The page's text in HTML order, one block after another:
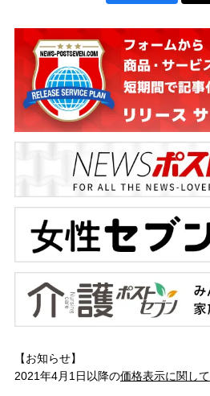
【お知らせ】
2021年4月1日以降の価格表示に関して